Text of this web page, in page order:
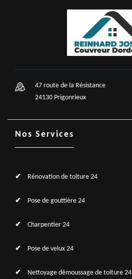
47 route de la Résistance
24130 Prigonrieux
Nos Services
Rénovation de toiture 24
Pose de gouttière 24
Charpentier 24
Pose de velux 24
Nettoyage démoussage de toiture 24